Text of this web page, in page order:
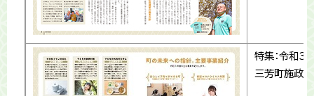
特集：令和3
三芳町施政